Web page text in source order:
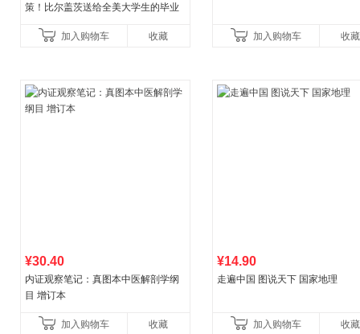
策！比尔盖茨送给全美大学生的毕业
书！）读客经管文库
加入购物车 收藏 加入购物车 收藏
¥30.40
内证观察笔记：真图本中医解剖学纲
目 增订本
加入购物车 收藏
¥14.90
走遍中国 图说天下 国家地理
加入购物车 收藏